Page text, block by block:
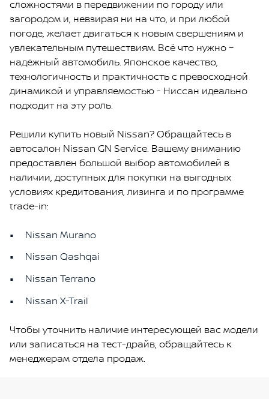
сложностями в передвижении по городу или
загородом и, невзирая ни на что, и при любой
погоде, желает двигаться к новым свершениям и
увлекательным путешествиям. Всё что нужно –
надёжный автомобиль. Японское качество,
технологичность и практичность с превосходной
динамикой и управляемостью - Ниссан идеально
подходит на эту роль.
Решили купить новый Nissan? Обращайтесь в
автосалон Nissan GN Service. Вашему вниманию
предоставлен большой выбор автомобилей в
наличии, доступных для покупки на выгодных
условиях кредитования, лизинга и по программе
trade-in:
Nissan Murano
Nissan Qashqai
Nissan Terrano
Nissan X-Trail
Чтобы уточнить наличие интересующей вас модели
или записаться на тест-драйв, обращайтесь к
менеджерам отдела продаж.